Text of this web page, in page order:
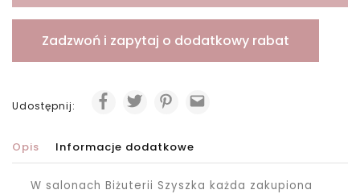
Zadzwoń i zapytaj o dodatkowy rabat
Udostępnij:
Opis Informacje dodatkowe
W salonach Biżuterii Szyszka każda zakupiona